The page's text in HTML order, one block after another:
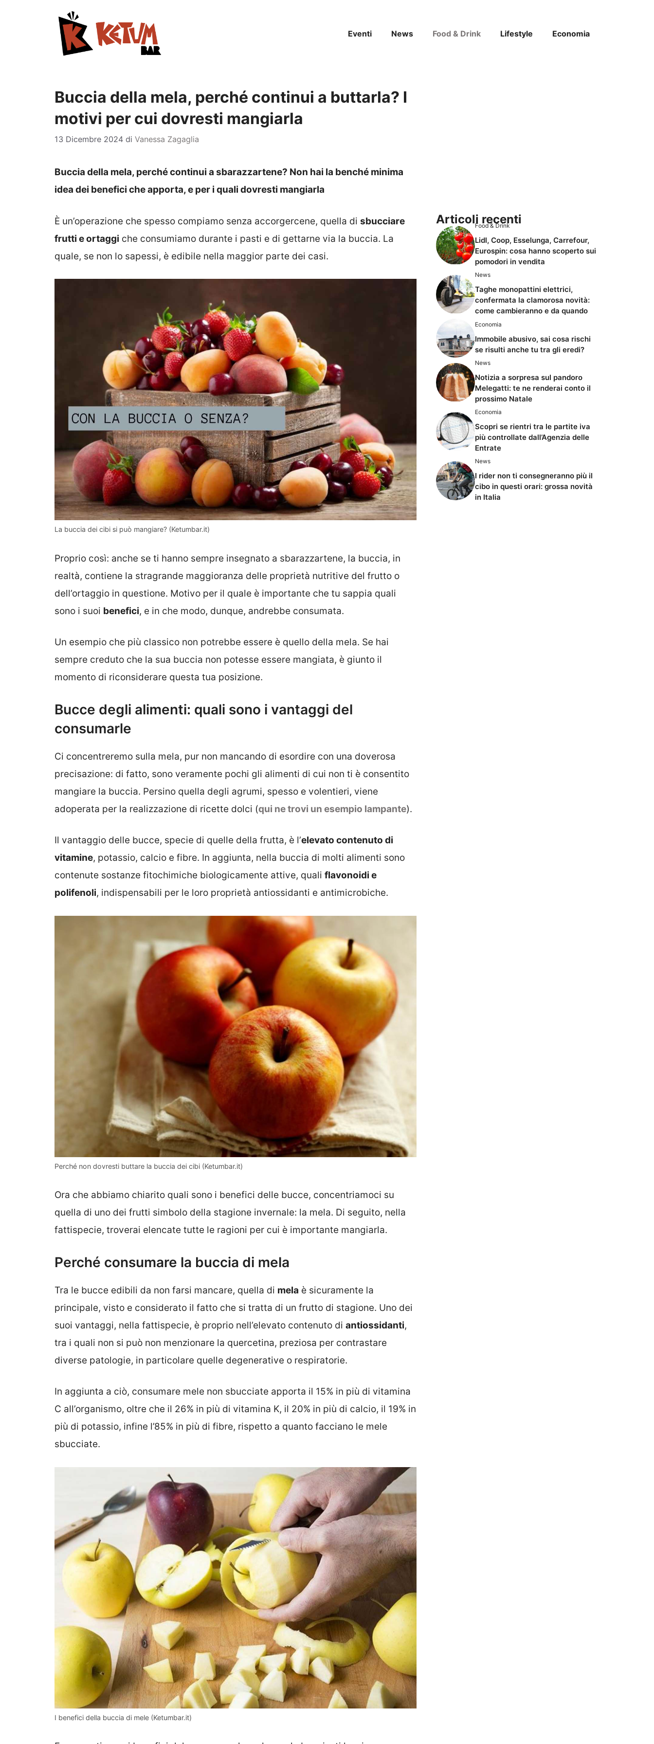
Eventi News Food & Drink Lifestyle Economia
Buccia della mela, perché continui a buttarla? I
motivi per cui dovresti mangiarla
13 Dicembre 2024 di Vanessa Zagaglia
Buccia della mela, perché continui a sbarazzartene? Non hai la benché minima
idea dei benefici che apporta, e per i quali dovresti mangiarla
È un’operazione che spesso compiamo senza accorgercene, quella di sbucciare
frutti e ortaggi che consumiamo durante i pasti e di gettarne via la buccia. La
quale, se non lo sapessi, è edibile nella maggior parte dei casi.
La buccia dei cibi si può mangiare? (Ketumbar.it)
Proprio così: anche se ti hanno sempre insegnato a sbarazzartene, la buccia, in
realtà, contiene la stragrande maggioranza delle proprietà nutritive del frutto o
dell’ortaggio in questione. Motivo per il quale è importante che tu sappia quali
sono i suoi benefici, e in che modo, dunque, andrebbe consumata.
Un esempio che più classico non potrebbe essere è quello della mela. Se hai
sempre creduto che la sua buccia non potesse essere mangiata, è giunto il
momento di riconsiderare questa tua posizione.
Bucce degli alimenti: quali sono i vantaggi del
consumarle
Ci concentreremo sulla mela, pur non mancando di esordire con una doverosa
precisazione: di fatto, sono veramente pochi gli alimenti di cui non ti è consentito
mangiare la buccia. Persino quella degli agrumi, spesso e volentieri, viene
adoperata per la realizzazione di ricette dolci (qui ne trovi un esempio lampante).
Il vantaggio delle bucce, specie di quelle della frutta, è l’elevato contenuto di
vitamine, potassio, calcio e fibre. In aggiunta, nella buccia di molti alimenti sono
contenute sostanze fitochimiche biologicamente attive, quali flavonoidi e
polifenoli, indispensabili per le loro proprietà antiossidanti e antimicrobiche.
Perché non dovresti buttare la buccia dei cibi (Ketumbar.it)
Ora che abbiamo chiarito quali sono i benefici delle bucce, concentriamoci su
quella di uno dei frutti simbolo della stagione invernale: la mela. Di seguito, nella
fattispecie, troverai elencate tutte le ragioni per cui è importante mangiarla.
Perché consumare la buccia di mela
Tra le bucce edibili da non farsi mancare, quella di mela è sicuramente la
principale, visto e considerato il fatto che si tratta di un frutto di stagione. Uno dei
suoi vantaggi, nella fattispecie, è proprio nell’elevato contenuto di antiossidanti,
tra i quali non si può non menzionare la quercetina, preziosa per contrastare
diverse patologie, in particolare quelle degenerative o respiratorie.
In aggiunta a ciò, consumare mele non sbucciate apporta il 15% in più di vitamina
C all’organismo, oltre che il 26% in più di vitamina K, il 20% in più di calcio, il 19% in
più di potassio, infine l’85% in più di fibre, rispetto a quanto facciano le mele
sbucciate.
I benefici della buccia di mele (Ketumbar.it)
Articoli recenti
Food & Drink
Lidl, Coop, Esselunga, Carrefour,
Eurospin: cosa hanno scoperto sui
pomodori in vendita
News
Taghe monopattini elettrici,
confermata la clamorosa novità:
come cambieranno e da quando
Economia
Immobile abusivo, sai cosa rischi
se risulti anche tu tra gli eredi?
News
Notizia a sorpresa sul pandoro
Melegatti: te ne renderai conto il
prossimo Natale
Economia
Scopri se rientri tra le partite iva
più controllate dall’Agenzia delle
Entrate
News
I rider non ti consegneranno più il
cibo in questi orari: grossa novità
in Italia